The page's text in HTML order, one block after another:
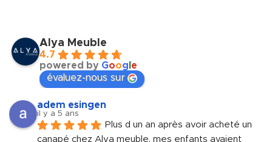
Alya Meuble
4.7
powered by Goog e
évaluez-nous sur
adem esingen
il y a 5 ans
Plus d un an après avoir acheté un
canapé chez Alya meuble, mes enfants avaient